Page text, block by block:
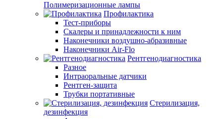
Полимеризационные лампы
Профилактика
Тест-приборы
Скалеры и принадлежности к ним
Наконечники воздушно-абразивные
Наконечники Air-Flo
Рентгенодиагностика
Разное
Интраоральные датчики
Рентген-защита
Трубки портативные
Стерилизация,
дезинфекция